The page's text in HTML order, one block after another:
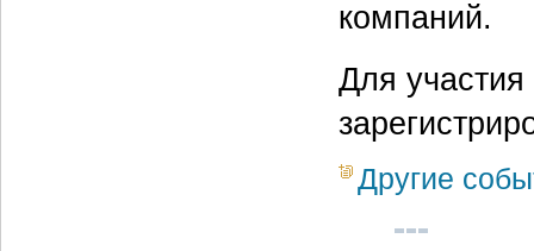
компаний.
Для
Другие